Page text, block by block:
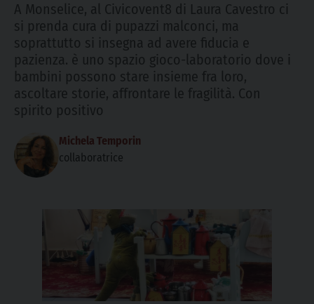
A Monselice, al Civicovent8 di Laura Cavestro ci
si prenda cura di pupazzi malconci, ma
soprattutto si insegna ad avere fiducia e
pazienza. è uno spazio gioco-laboratorio dove i
bambini possono stare insieme fra loro,
ascoltare storie, affrontare le fragilità. Con
spirito positivo
Michela Temporin
collaboratrice